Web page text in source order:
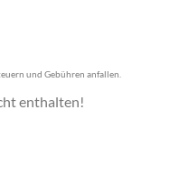
und Gebühren anfallen.
enthalten!